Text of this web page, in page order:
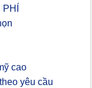
cao
yêu cầu